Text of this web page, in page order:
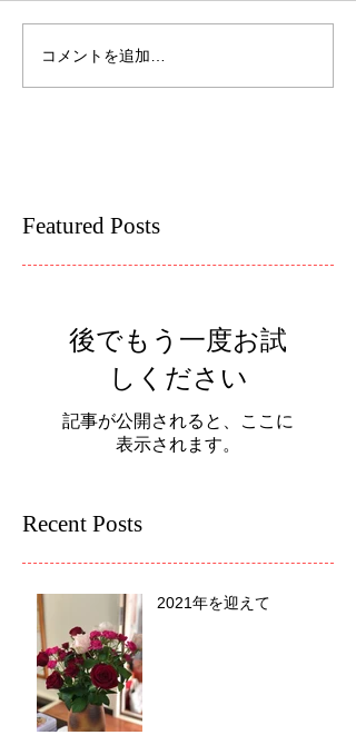
コメントを追加…
Featured Posts
後でもう一度お試
しください
記事が公開されると、ここに
表示されます。
Recent Posts
2021年を迎えて